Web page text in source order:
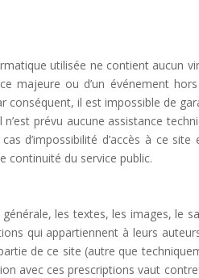
utilisée ne contient aucun
majeure ou d’un événement
il est impossible de
prévu aucune assistance
d’impossibilité d’accès à ce site
continuité du service public.
les textes, les images, le
qui appartiennent à leurs
de ce site (autre que
avec ces prescriptions vaut